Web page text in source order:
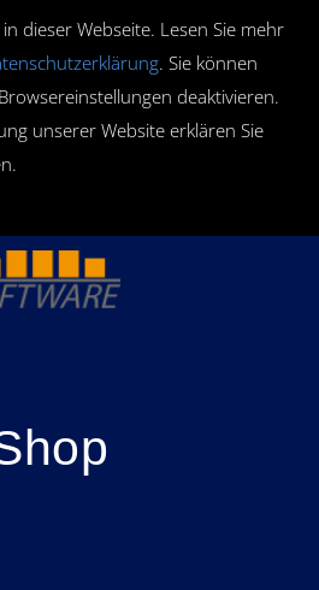
dieser Webseite. Lesen Sie mehr
. Sie können
deaktivieren.
unserer Website erklären Sie